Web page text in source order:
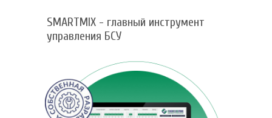
SMARTMIX - главный инструмент
управления БСУ